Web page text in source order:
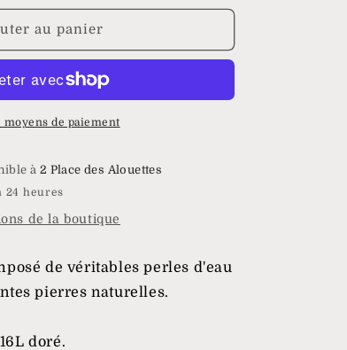
au panier
moyens de paiement
à 2 Place des Alouettes
24 heures
de la boutique
de véritables perles d'eau
pierres naturelles.
doré.